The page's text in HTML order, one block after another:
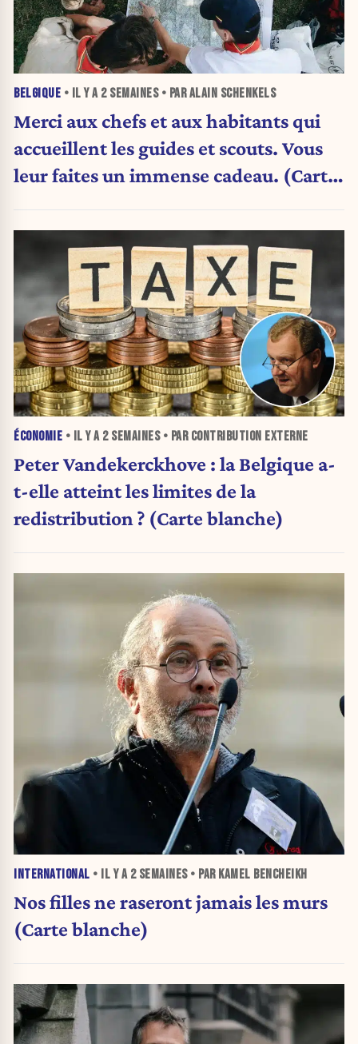
BELGIQUE • IL Y A 2 SEMAINES• PAR ALAIN SCHENKELS
Merci aux chefs et aux habitants qui
accueillent les guides et scouts. Vous
leur faites un immense cadeau. (Carte
ÉCONOMIE • IL Y A 2 SEMAINES• PAR CONTRIBUTION EXTERNE
Peter Vandekerckhove : la Belgique a-
t-elle atteint les limites de la
redistribution ? (Carte blanche)
INTERNATIONAL • IL Y A 2 SEMAINES• PAR KAMEL BENCHEIKH
Nos filles ne raseront jamais les murs
(Carte blanche)